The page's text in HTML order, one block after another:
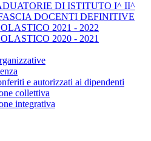
DI ISTITUTO I^ II^
DOCENTI DEFINITIVE
2021 - 2022
2020 - 2021
e autorizzati ai dipendenti
collettiva
integrativa